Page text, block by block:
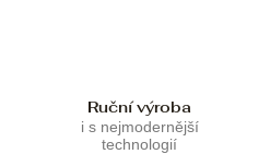
Ruční výroba
i s nejmodernější
technologií